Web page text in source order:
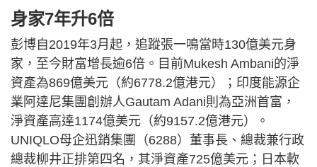
身家7年升6倍
彭博自2019年3月起，追蹤張一鳴當時130億美元身
家，至今財富增長逾6倍。目前Mukesh Ambani的淨
資產為869億美元（約6778.2億港元）；印度能源企
業阿達尼集團創辦人Gautam Adani則為亞洲首富，
淨資產高達1174億美元（約9157.2億港元）。
UNIQLO母企迅銷集團（6288）董事長、總裁兼行政
總裁柳井正排第四名，其淨資產725億美元；日本軟